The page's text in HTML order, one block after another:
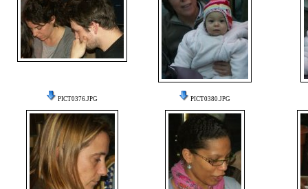
PICT0376.JPG PICT0380.JPG